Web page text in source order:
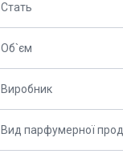
Стать
Об`єм
Виробник
Вид парфумерної